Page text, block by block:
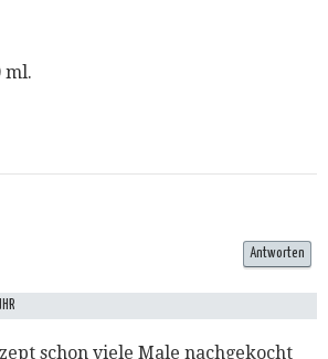
ml.
schon viele Male nachgekocht
Antworten